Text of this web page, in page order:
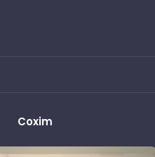
Coxim